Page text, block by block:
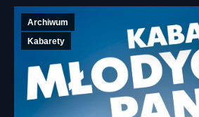
Archiwum
Kabarety